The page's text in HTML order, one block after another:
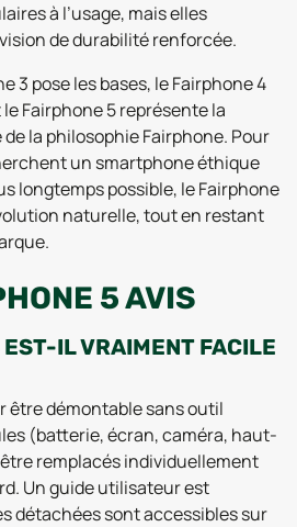
à l’usage, mais elles
de durabilité renforcée.
3 pose les bases, le Fairphone 4
Fairphone 5 représente la
la philosophie Fairphone. Pour
un smartphone éthique
longtemps possible, le Fairphone
naturelle, tout en restant
5 AVIS
IL VRAIMENT FACILE
être démontable sans outil
(batterie, écran, caméra, haut-
remplacés individuellement
Un guide utilisateur est
détachées sont accessibles sur